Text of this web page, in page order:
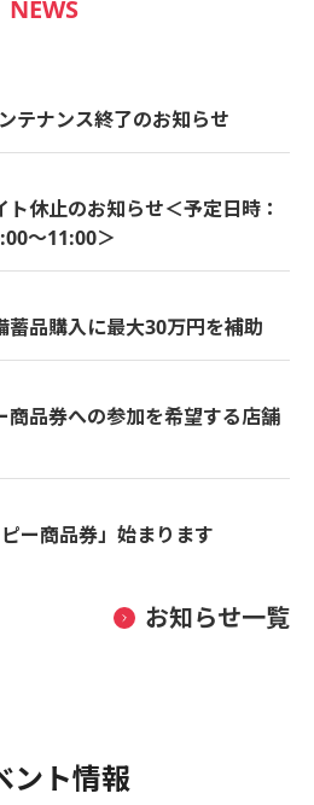
NEWS
テナンス終了のお知らせ
休止のお知らせ＜予定日時：
～11:00＞
品購入に最大30万円を補助
商品券への参加を希望する店舗
ー商品券」始まります
お知らせ一覧
ント情報